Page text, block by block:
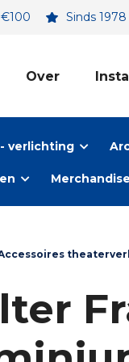
Sinds 1978
Over
verlichting
Merchandise